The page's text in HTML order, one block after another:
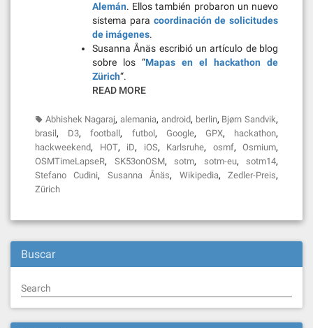
Alemán. Ellos también probaron un nuevo
sistema para coordinación de solicitudes
de imágenes.
Susanna Ånäs escribió un artículo de blog
sobre los “Mapas en el hackathon de
Zürich“.
READ MORE
Abhishek Nagaraj,alemania, android, berlin, Bjørn Sandvik,
brasil, D3,football, futbol, Google, GPX, hackathon,
hackweekend, HOT, iD, iOS, Karlsruhe, osmf, Osmium,
OSMTimeLapseR, SK53onOSM, sotm, sotm-eu, sotm14,
Stefano Cudini, Susanna Ånäs, Wikipedia,Zedler-Preis,
Zürich
Buscar
Search